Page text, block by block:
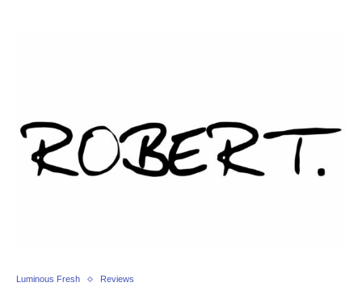
Luminous Fresh Reviews